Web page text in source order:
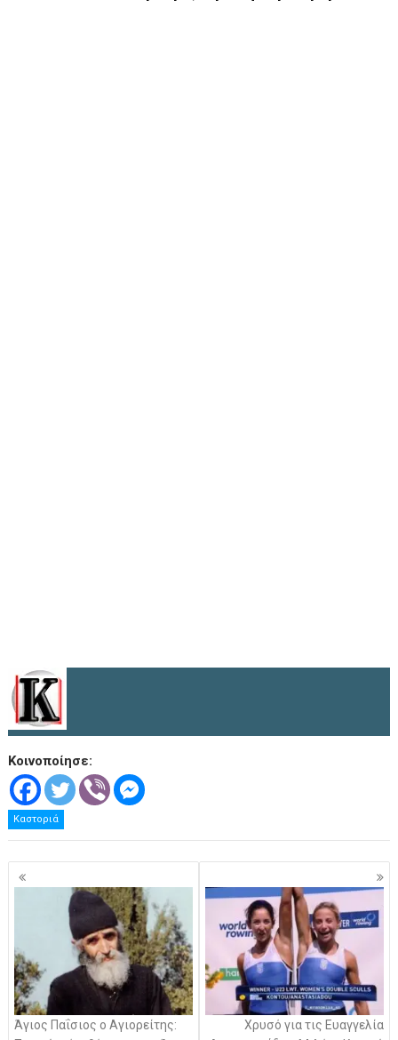
Κοινοποίησε:
Καστοριά
Πλοήγηση
άρθρων
Άγιος Παΐσιος ο Αγιορείτης:
Χρυσό για τις Ευαγγελία